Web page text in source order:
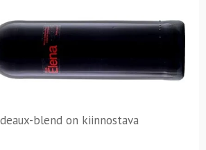
blend on kiinnostava